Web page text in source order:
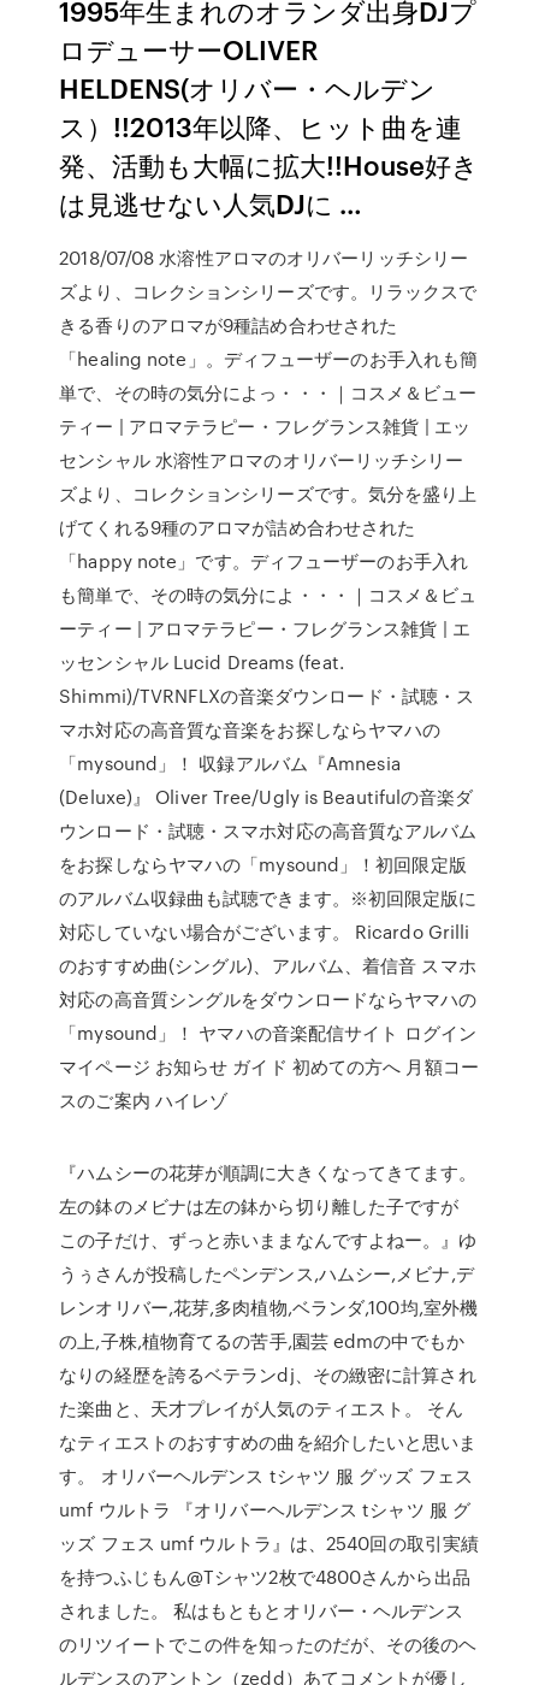
1995年生まれのオランダ出身DJプ
ロデューサーOLIVER
HELDENS(オリバー・ヘルデン
ス）!!2013年以降、ヒット曲を連
発、活動も大幅に拡大!!House好き
は見逃せない人気DJに …
2018/07/08 水溶性アロマのオリバーリッチシリー
ズより、コレクションシリーズです。リラックスで
きる香りのアロマが9種詰め合わせされた
「healing note」。ディフューザーのお手入れも簡
単で、その時の気分によっ・・・｜コスメ＆ビュー
ティー | アロマテラピー・フレグランス雑貨 | エッ
センシャル 水溶性アロマのオリバーリッチシリー
ズより、コレクションシリーズです。気分を盛り上
げてくれる9種のアロマが詰め合わせされた
「happy note」です。ディフューザーのお手入れ
も簡単で、その時の気分によ・・・｜コスメ＆ビュ
ーティー | アロマテラピー・フレグランス雑貨 | エ
ッセンシャル Lucid Dreams (feat.
Shimmi)/TVRNFLXの音楽ダウンロード・試聴・ス
マホ対応の高音質な音楽をお探しならヤマハの
「mysound」！ 収録アルバム『Amnesia
(Deluxe)』 Oliver Tree/Ugly is Beautifulの音楽ダ
ウンロード・試聴・スマホ対応の高音質なアルバム
をお探しならヤマハの「mysound」！初回限定版
のアルバム収録曲も試聴できます。※初回限定版に
対応していない場合がございます。 Ricardo Grilli
のおすすめ曲(シングル)、アルバム、着信音 スマホ
対応の高音質シングルをダウンロードならヤマハの
「mysound」！ ヤマハの音楽配信サイト ログイン
マイページ お知らせ ガイド 初めての方へ 月額コー
スのご案内 ハイレゾ
『ハムシーの花芽が順調に大きくなってきてます。
左の鉢のメビナは左の鉢から切り離した子ですが
この子だけ、ずっと赤いままなんですよねー。』ゆ
うぅさんが投稿したペンデンス,ハムシー,メビナ,デ
レンオリバー,花芽,多肉植物,ベランダ,100均,室外機
の上,子株,植物育てるの苦手,園芸 edmの中でもか
なりの経歴を誇るベテランdj、その緻密に計算され
た楽曲と、天才プレイが人気のティエスト。 そん
なティエストのおすすめの曲を紹介したいと思いま
す。 オリバーヘルデンス tシャツ 服 グッズ フェス
umf ウルトラ 『オリバーヘルデンス tシャツ 服 グ
ッズ フェス umf ウルトラ』は、2540回の取引実績
を持つふじもん@Tシャツ2枚で4800さんから出品
されました。 私はもともとオリバー・ヘルデンス
のリツイートでこの件を知ったのだが、その後のヘ
ルデンスのアントン（zedd）あてコメントが優し